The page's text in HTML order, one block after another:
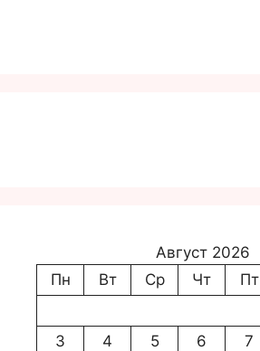
Август 2026
Пн
Вт Ср Чт Пт
3
4 5 6 7